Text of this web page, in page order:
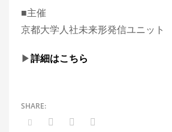
■主催
京都大学人社未来形発信ユニット
▶︎詳細はこちら